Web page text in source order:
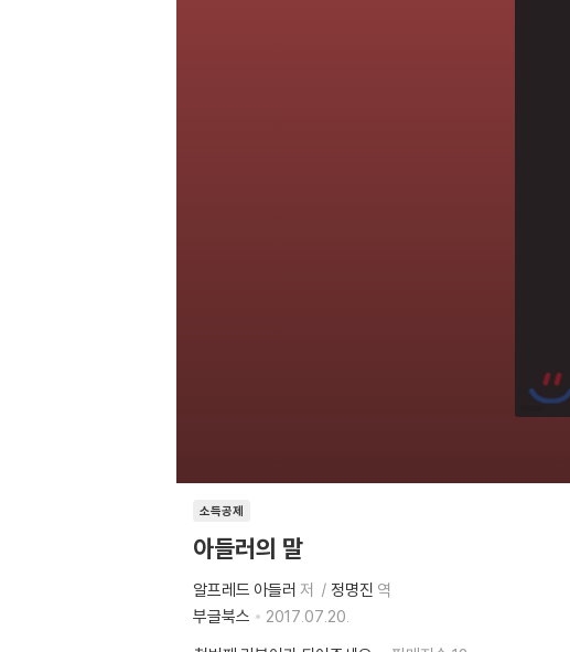
소득공제
아들러의 말
알프레드 아들러 저 정명진 역
부글북스
2017.07.20.